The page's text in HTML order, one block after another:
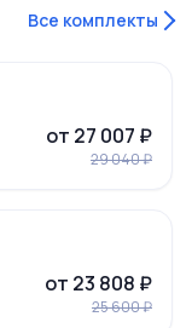
Все комплекты
от 27 007 ₽
29 040 ₽
от 23 808 ₽
25 600 ₽